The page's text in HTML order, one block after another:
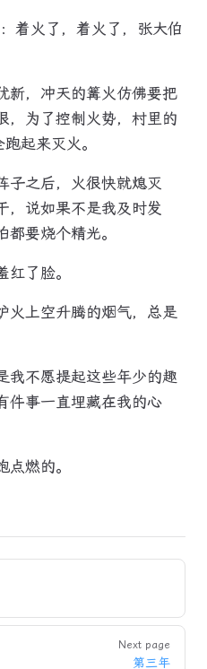
着火了，着火了，张大伯
新，冲天的篝火仿佛要把
，为了控制火势，村里的
起来灭火。
子之后，火很快就熄灭
，说如果不是我及时发
要烧个精光。
了脸。
火上空升腾的烟气，总是
我不愿提起这些年少的趣
件事一直埋藏在我的心
燃的。
Next page
第三年